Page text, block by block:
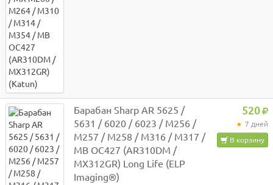
Барабан Sharp AR 5625 /
5631 / 6020 / 6023 / M256 /
M257 / M258 / M316 / M317 /
MB OC427 (AR310DM /
MX312GR) Long Life (ELP
Imaging®)
520
7 дней
В корзину